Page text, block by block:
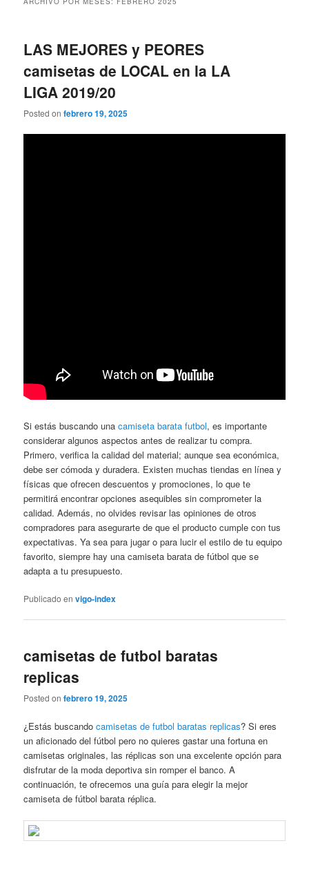
LAS MEJORES y PEORES
camisetas de LOCAL en la LA
LIGA 2019/20
Posted onfebrero 19, 2025
Si estás buscando unacamiseta barata futbol, es importante
considerar algunos aspectos antes de realizar tu compra.
Primero, verifica la calidad del material; aunque sea económica,
debe ser cómoda y duradera. Existen muchas tiendas en línea y
físicas que ofrecen descuentos y promociones, lo que te
permitirá encontrar opciones asequibles sin comprometer la
calidad. Además, no olvides revisar las opiniones de otros
compradores para asegurarte de que el producto cumple con tus
expectativas. Ya sea para jugar o para lucir el estilo de tu equipo
favorito, siempre hay una camiseta barata de fútbol que se
adapta a tu presupuesto.
Publicado en vigo-index
camisetas de futbol baratas
replicas
Posted onfebrero 19, 2025
¿Estás buscandocamisetas de futbol baratas replicas? Si eres
un aficionado del fútbol pero no quieres gastar una fortuna en
camisetas originales, las réplicas son una excelente opción para
disfrutar de la moda deportiva sin romper el banco. A
continuación, te ofrecemos una guía para elegir la mejor
camiseta de fútbol barata réplica.